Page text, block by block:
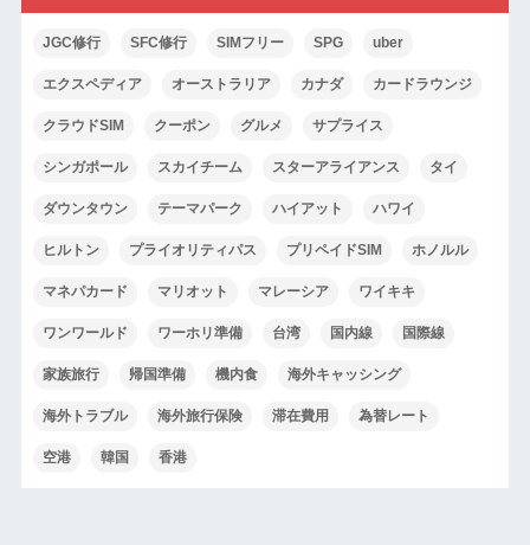
JGC修行 SFC修行 SIMフリー SPG uber
エクスペディア オーストラリア カナダ カードラウンジ
クラウドSIM クーポン グルメ サプライス
シンガポール スカイチーム スターアライアンス タイ
ダウンタウン テーマパーク ハイアット ハワイ
ヒルトン プライオリティパス プリペイドSIM ホノルル
マネパカード マリオット マレーシア ワイキキ
ワンワールド ワーホリ準備 台湾 国内線 国際線
家族旅行 帰国準備 機内食 海外キャッシング
海外トラブル 海外旅行保険 滞在費用 為替レート
空港 韓国 香港